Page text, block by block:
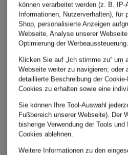
RALPH
LAUREN
Comfort
Fit
69,99
können verarbeitet werden (z. B.
Informationen, Nutzerverhalten), für
Shop, personalisierte Anzeigen
Webseite, Analyse unserer
Optimierung der Werbeaussteuerung.
Klicken Sie auf „Ich stimme zu“
Webseite weiter zu navigieren; oder
detaillierte Beschreibung der
Cookies zu erhalten sowie eine
Sie können Ihre Tool-Auswahl
Fußbereich unserer Webseite). Der
bisherige Verwendung der Tools und
Cookies ablehnen.
Weitere Informationen zu den